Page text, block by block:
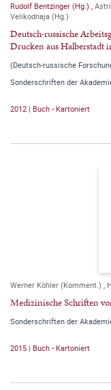
Rudolf Bentzinger (Hg.) ,
Velikodnaja (Hg.)
Deutsch-russische
Drucken aus Halberstadt
(Deutsch-russische
Sonderschriften der
2012 | Buch - Kartoniert
Werner Köhler (Komment.) ,
Medizinische Schriften
Sonderschriften der
2015 | Buch - Kartoniert